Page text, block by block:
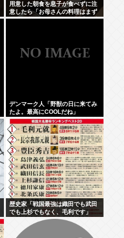
用意した朝食を息子が食べずに注
意したら「お母さんの料理はまず
いから食べたくない」と…「まず
デンマーク人「野獣の日に来てみ
たよ。最高にCOOLだね」
歴史家「戦国最強は織田でも武田
でも上杉でもなく、毛利です」